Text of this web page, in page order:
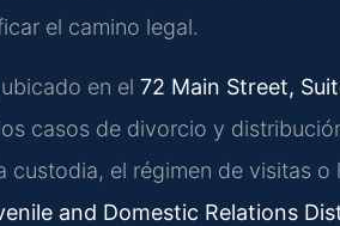
el camino legal.
en el 72 Main Street,
casos de divorcio y
custodia, el régimen de visitas
and Domestic Relations